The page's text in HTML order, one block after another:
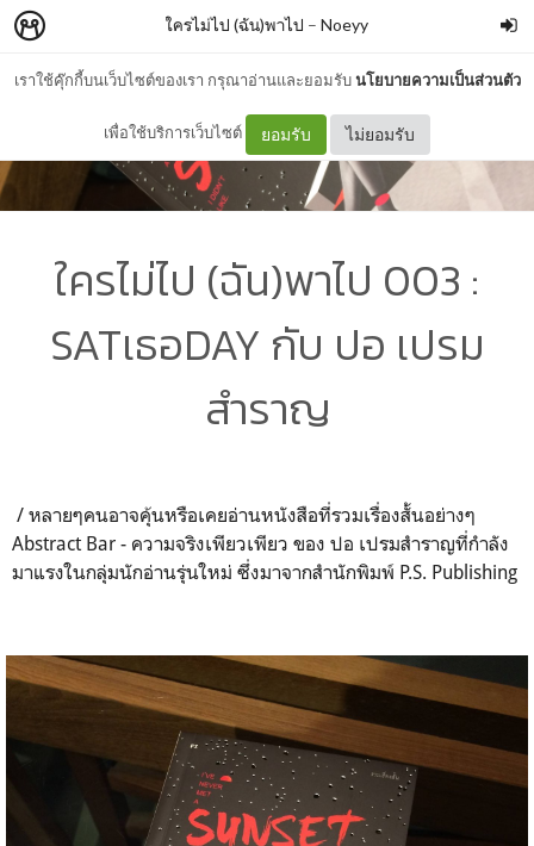
เราใช้คุ๊กกี้บนเว็บไซต์ของเรา กรุณาอ่านและยอมรับนโยบายความเป็นส่วนตัว
เพื่อใช้บริการเว็บไซต์ ยอมรับ ไม่ยอมรับ
ใครไม่ไป (ฉัน)พาไป – Noeyy
ใครไม่ไป (ฉัน)พาไป 003 :
SATเธอDAY กับ ปอ เปรม
สำราญ
/ หลายๆคนอาจคุ้นหรือเคยอ่านหนังสือที่รวมเรื่องสั้นอย่างๆ
Abstract Bar - ความจริงเพียวเพียว ของ ปอ เปรมสำราญที่กำลัง
มาแรงในกลุ่มนักอ่านรุ่นใหม่ ซึ่งมาจากสำนักพิมพ์ P.S. Publishing